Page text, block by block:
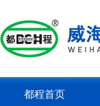
都程首页